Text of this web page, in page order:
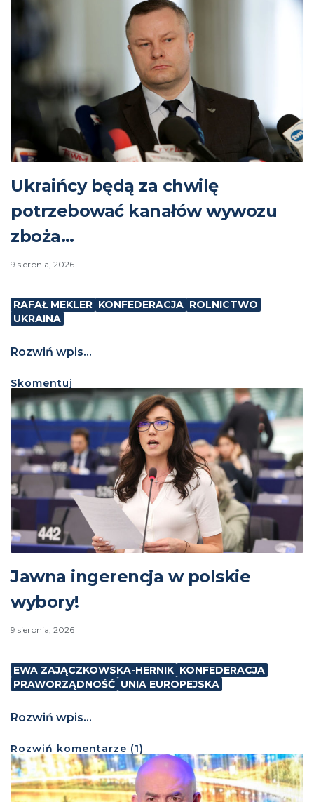
Ukraińcy będą za chwilę
potrzebować kanałów wywozu
zboża…
9 sierpnia, 2026
RAFAŁ MEKLER KONFEDERACJA ROLNICTWO
UKRAINA
Rozwiń wpis...
Skomentuj
Jawna ingerencja w polskie
wybory!
9 sierpnia, 2026
EWA ZAJĄCZKOWSKA-HERNIK KONFEDERACJA
PRAWORZĄDNOŚĆ UNIA EUROPEJSKA
Rozwiń wpis...
Rozwiń komentarze (1)